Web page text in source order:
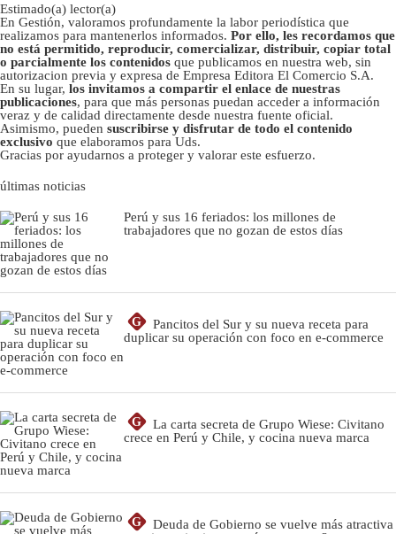
Estimado(a) lector(a)
En Gestión, valoramos profundamente la labor periodística que
realizamos para mantenerlos informados. Por ello, les recordamos que
no está permitido, reproducir, comercializar, distribuir, copiar total
o parcialmente los contenidos que publicamos en nuestra web, sin
autorizacion previa y expresa de Empresa Editora El Comercio S.A.
En su lugar, los invitamos a compartir el enlace de nuestras
publicaciones, para que más personas puedan acceder a información
veraz y de calidad directamente desde nuestra fuente oficial.
Asimismo, pueden suscribirse y disfrutar de todo el contenido
exclusivo que elaboramos para Uds.
Gracias por ayudarnos a proteger y valorar este esfuerzo.
últimas noticias
Perú y sus 16 feriados: los millones de
trabajadores que no gozan de estos días
G
Pancitos del Sur y su nueva receta para
duplicar su operación con foco en e-commerce
G
La carta secreta de Grupo Wiese: Civitano
crece en Perú y Chile, y cocina nueva marca
G
Deuda de Gobierno se vuelve más atractiva